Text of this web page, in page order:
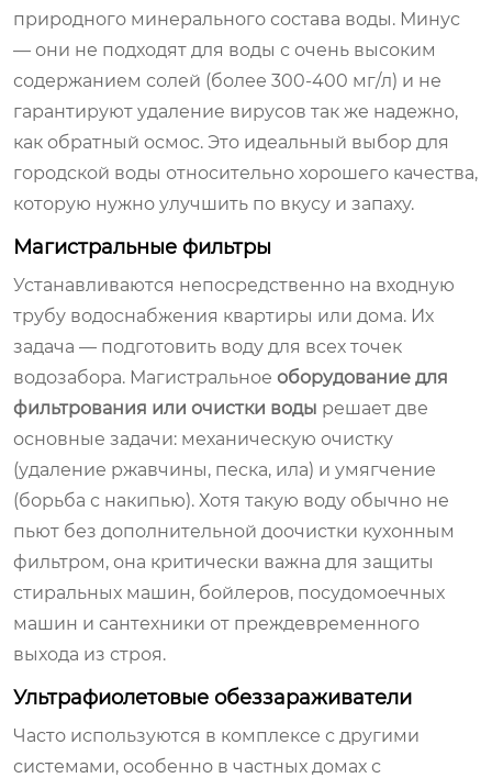
природного минерального состава воды. Минус
— они не подходят для воды с очень высоким
содержанием солей (более 300-400 мг/л) и не
гарантируют удаление вирусов так же надежно,
как обратный осмос. Это идеальный выбор для
городской воды относительно хорошего качества,
которую нужно улучшить по вкусу и запаху.
Магистральные фильтры
Устанавливаются непосредственно на входную
трубу водоснабжения квартиры или дома. Их
задача — подготовить воду для всех точек
водозабора. Магистральное оборудование для
фильтрования или очистки воды решает две
основные задачи: механическую очистку
(удаление ржавчины, песка, ила) и умягчение
(борьба с накипью). Хотя такую воду обычно не
пьют без дополнительной доочистки кухонным
фильтром, она критически важна для защиты
стиральных машин, бойлеров, посудомоечных
машин и сантехники от преждевременного
выхода из строя.
Ультрафиолетовые обеззараживатели
Часто используются в комплексе с другими
системами, особенно в частных домах с